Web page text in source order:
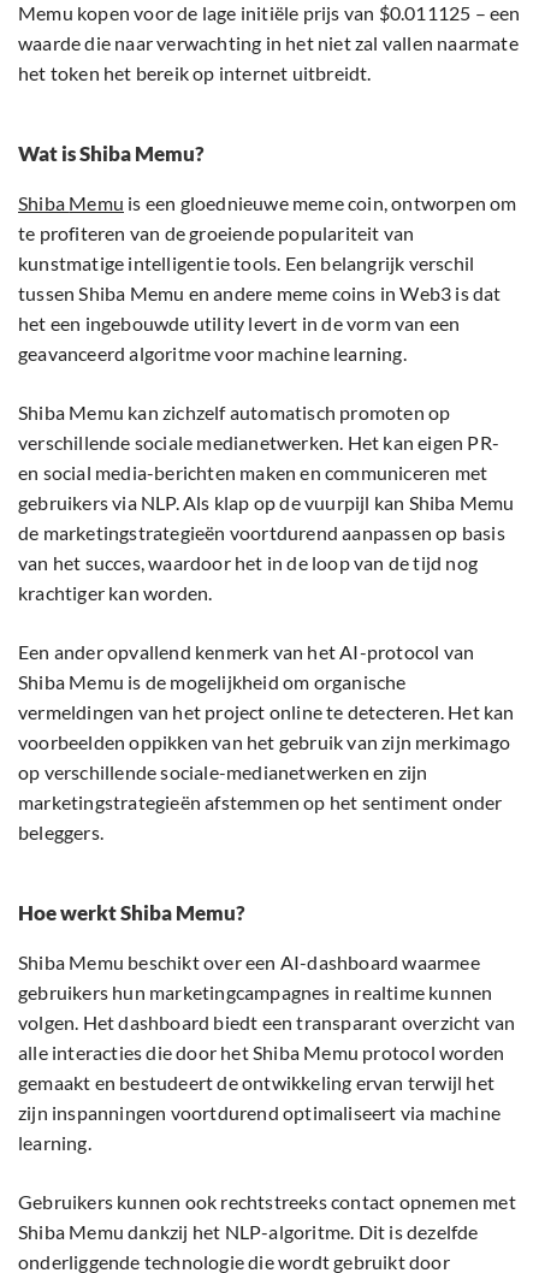
Memu kopen voor de lage initiële prijs van $0.011125 – een
waarde die naar verwachting in het niet zal vallen naarmate
het token het bereik op internet uitbreidt.
Wat is Shiba Memu?
Shiba Memu is een gloednieuwe meme coin, ontworpen om
te profiteren van de groeiende populariteit van
kunstmatige intelligentie tools. Een belangrijk verschil
tussen Shiba Memu en andere meme coins in Web3 is dat
het een ingebouwde utility levert in de vorm van een
geavanceerd algoritme voor machine learning.
Shiba Memu kan zichzelf automatisch promoten op
verschillende sociale medianetwerken. Het kan eigen PR-
en social media-berichten maken en communiceren met
gebruikers via NLP. Als klap op de vuurpijl kan Shiba Memu
de marketingstrategieën voortdurend aanpassen op basis
van het succes, waardoor het in de loop van de tijd nog
krachtiger kan worden.
Een ander opvallend kenmerk van het AI-protocol van
Shiba Memu is de mogelijkheid om organische
vermeldingen van het project online te detecteren. Het kan
voorbeelden oppikken van het gebruik van zijn merkimago
op verschillende sociale-medianetwerken en zijn
marketingstrategieën afstemmen op het sentiment onder
beleggers.
Hoe werkt Shiba Memu?
Shiba Memu beschikt over een AI-dashboard waarmee
gebruikers hun marketingcampagnes in realtime kunnen
volgen. Het dashboard biedt een transparant overzicht van
alle interacties die door het Shiba Memu protocol worden
gemaakt en bestudeert de ontwikkeling ervan terwijl het
zijn inspanningen voortdurend optimaliseert via machine
learning.
Gebruikers kunnen ook rechtstreeks contact opnemen met
Shiba Memu dankzij het NLP-algoritme. Dit is dezelfde
onderliggende technologie die wordt gebruikt door